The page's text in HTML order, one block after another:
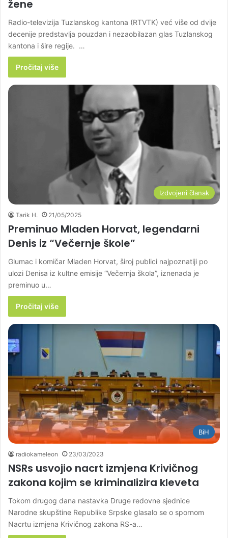
žene
Radio-televizija Tuzlanskog kantona (RTVTK) već više od dvije
decenije predstavlja pouzdan i nezaobilazan glas Tuzlanskog
kantona i šire regije. …
Pročitaj više
Izdvojeni članak
Tarik H. 21/05/2025
Preminuo Mladen Horvat, legendarni
Denis iz “Večernje škole”
Glumac i komičar Mladen Horvat, široj publici najpoznatiji po
ulozi Denisa iz kultne emisije “Večernja škola”, iznenada je
preminuo u…
Pročitaj više
BiH
radiokameleon 23/03/2023
NSRs usvojio nacrt izmjena Krivičnog
zakona kojim se kriminalizira kleveta
Tokom drugog dana nastavka Druge redovne sjednice
Narodne skupštine Republike Srpske glasalo se o spornom
Nacrtu izmjena Krivičnog zakona RS-a…